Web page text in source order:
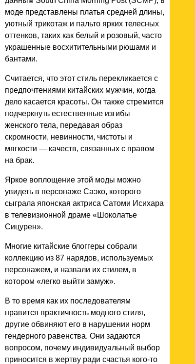
моде представлены платья средней длины,
уютный трикотаж и пальто ярких телесных
оттенков, таких как белый и розовый, часто
украшенные восхитительными рюшами и
бантами.
Считается, что этот стиль перекликается с
предпочтениями китайских мужчин, когда
дело касается красоты. Он также стремится
подчеркнуть естественные изгибы
женского тела, передавая образ
скромности, невинности, чистоты и
мягкости — качеств, связанных с правом
на брак.
Яркое воплощение этой моды можно
увидеть в персонаже Саэко, которого
сыграла японская актриса Сатоми Исихара
в телевизионной драме «Шоколатье
Сицурен».
Многие китайские блоггеры собрали
коллекцию из 87 нарядов, используемых
персонажем, и назвали их стилем, в
котором «легко выйти замуж».
В то время как их последователям
нравится практичность модного стиля,
другие обвиняют его в нарушении норм
гендерного равенства. Они задаются
вопросом, почему индивидуальный выбор
приносится в жертву ради счастья кого-то